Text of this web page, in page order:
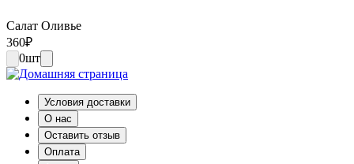
Салат Оливье
360₽
0шт
Условия доставки
О нас
Оставить отзыв
Оплата